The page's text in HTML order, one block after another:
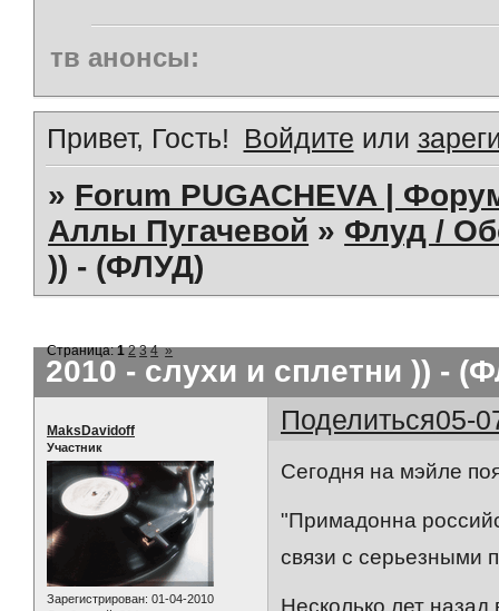
тв анонсы:
Привет, Гость! Войдите или
» Forum PUGACHEVA |
Аллы Пугачевой » Флуд /
)) - (ФЛУД)
2010 - слухи и сплетни )) -
Страница:1 2 3 4 »
Поделиться05-
MaksDavidoff
Участник
Зарегистрирован: 01-04-2010
Сегодня на мэйле
"Примадонна
связи с серьезными